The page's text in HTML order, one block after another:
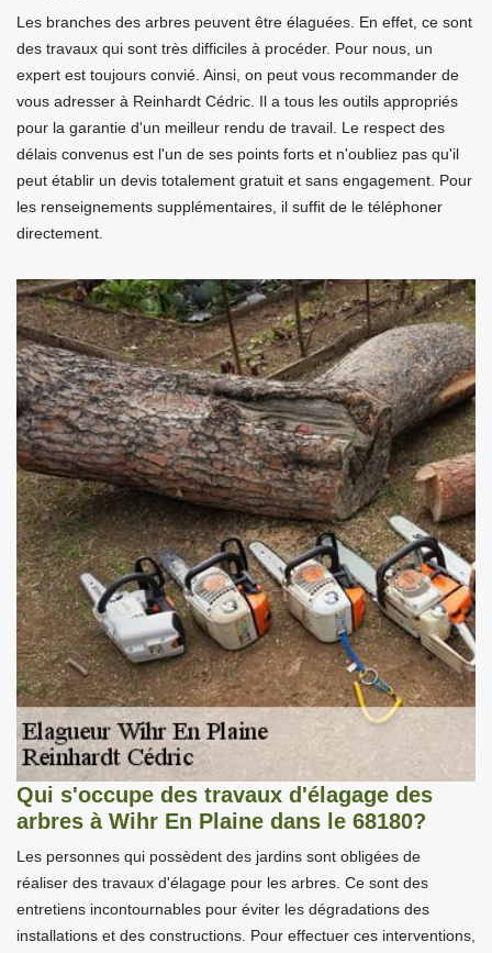
Les branches des arbres peuvent être élaguées. En effet, ce sont
des travaux qui sont très difficiles à procéder. Pour nous, un
expert est toujours convié. Ainsi, on peut vous recommander de
vous adresser à Reinhardt Cédric. Il a tous les outils appropriés
pour la garantie d'un meilleur rendu de travail. Le respect des
délais convenus est l'un de ses points forts et n'oubliez pas qu'il
peut établir un devis totalement gratuit et sans engagement. Pour
les renseignements supplémentaires, il suffit de le téléphoner
directement.
Qui s'occupe des travaux d'élagage des
arbres à Wihr En Plaine dans le 68180?
Les personnes qui possèdent des jardins sont obligées de
réaliser des travaux d'élagage pour les arbres. Ce sont des
entretiens incontournables pour éviter les dégradations des
installations et des constructions. Pour effectuer ces interventions,